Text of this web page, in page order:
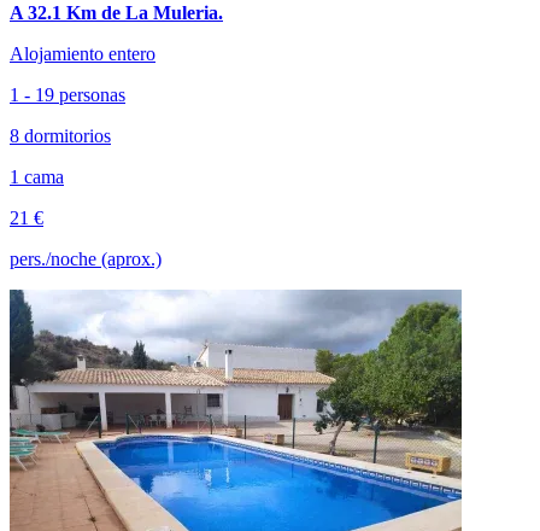
A 32.1 Km de La Muleria.
Alojamiento entero
1 - 19 personas
8 dormitorios
1 cama
21 €
pers./noche (aprox.)